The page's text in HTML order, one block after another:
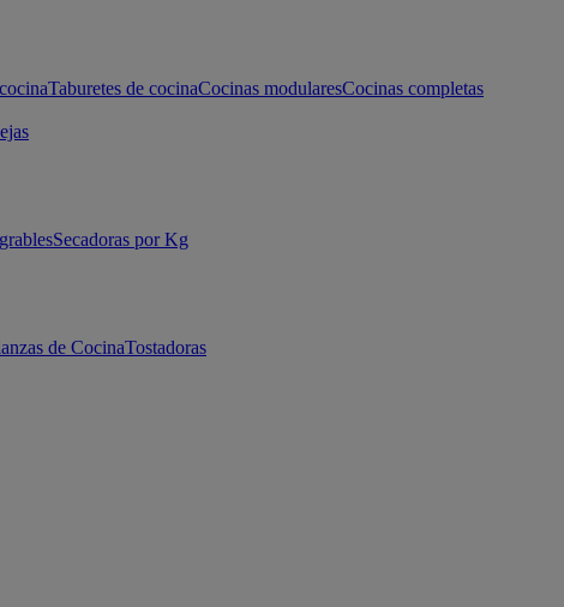
Taburetes de cocinaCocinas modularesCocinas completas
Secadoras por Kg
de CocinaTostadoras